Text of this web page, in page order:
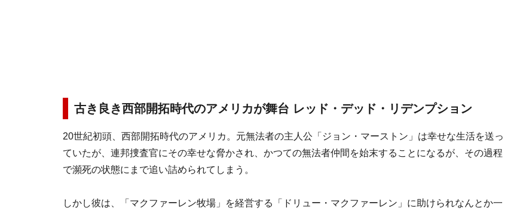
古き良き西部開拓時代のアメリカが舞台 レッド・デッド・リデンプション
20世紀初頭、西部開拓時代のアメリカ。元無法者の主人公「ジョン・マーストン」は幸せな生活を送っ
ていたが、連邦捜査官にその幸せな脅かされ、かつての無法者仲間を始末することになるが、その過程
で瀕死の状態にまで追い詰められてしまう。
しかし彼は、「マクファーレン牧場」を経営する「ドリュー・マクファーレン」に助けられなんとか一